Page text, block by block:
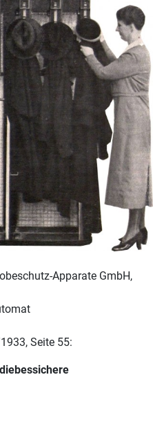
Apparate GmbH,
Seite 55: